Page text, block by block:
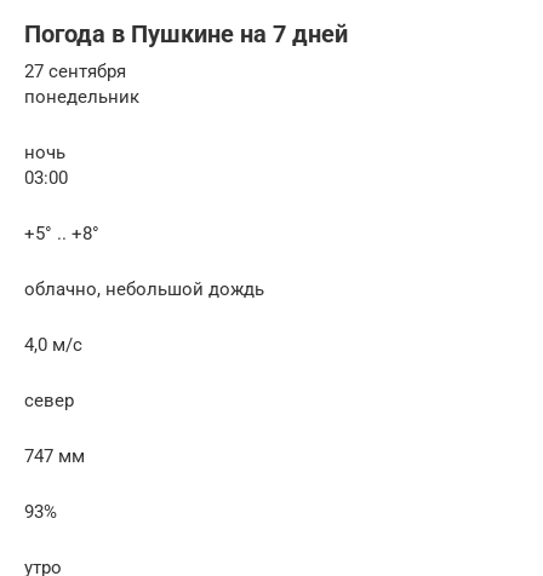
Погода в Пушкине на 7 дней
27 сентября
понедельник
ночь
03:00
+5° .. +8°
облачно, небольшой дождь
4,0 м/с
север
747 мм
93%
утро